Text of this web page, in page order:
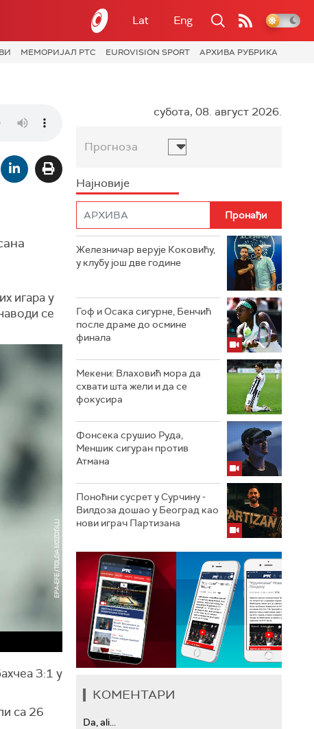
Lat Eng
МЕМОРИЈАЛ РТС EUROVISION SPORT АРХИВА РУБРИКА
игара у
се
3:1 у
са 26
субота, 08. август 2026.
Прогноза
Најновије
Железничар верује Коковићу,
у клубу још две године
Гоф и Осака сигурне, Бенчић
после драме до осмине
финала
Мекени: Влаховић мора да
схвати шта жели и да се
фокусира
Фонсека срушио Руда,
Меншик сигуран против
Атмана
Поноћни сусрет у Сурчину -
Вилдоза дошао у Београд као
нови играч Партизана
КОМЕНТАРИ
Da, ali...